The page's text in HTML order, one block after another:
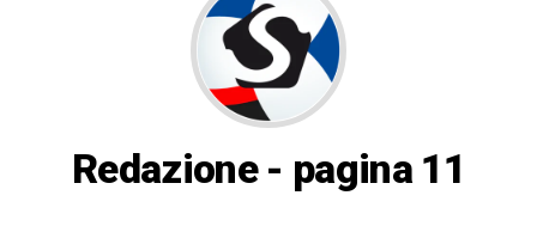
Redazione - pagina 11